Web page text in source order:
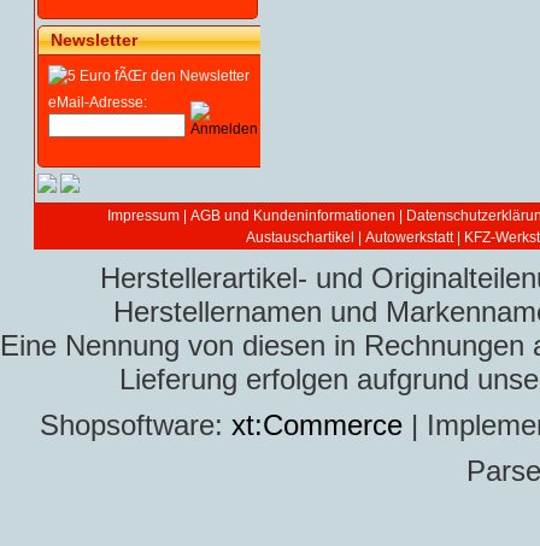
Newsletter
eMail-Adresse:
Impressum AGB und Kundeninformationen
Austauschartikel
Autowerkstatt | KFZ-
Herstellerartikel- und
Herstellernamen und
Eine Nennung von diesen in
Lieferung erfolgen aufgrund
Shopsoftware: xt:Commerce |